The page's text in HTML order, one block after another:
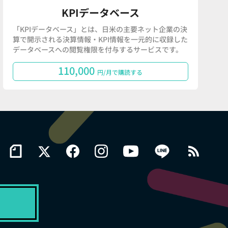
KPIデータベース
「KPIデータベース」とは、日米の主要ネット企業の決
算で開示される決算情報・KPI情報を一元的に収録した
データベースへの閲覧権限を付与するサービスです。
110,000 円/月で購読する